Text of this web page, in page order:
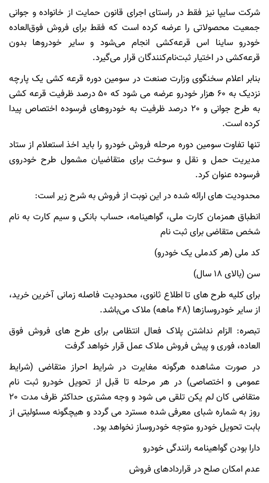
شرکت سایپا نیز فقط در راستای اجرای قانون حمایت از خانواده و جوانی
جمعیت محصولاتی را عرضه کرده است که فقط برای فروش فوق‌العاده
خودرو ساینا اس قرعه‌کشی انجام می‌شود و سایر خودروها بدون
قرعه‌کشی در اختیار ثبت‌نام‌کنندگان قرار می‌گیرد.
بنابر اعلام سخنگوی وزارت صنعت در سومین دوره قرعه کشی یک پارچه
نزدیک به 60 هزار خودرو عرضه می شود که 50 درصد ظرفیت قرعه کشی
به طرح جوانی و 20 درصد ظرفیت به خودروهای فرسوده اختصاص پیدا
کرده است.
تنها تفاوت سومین دوره مرحله فروش خودرو را باید اخذ استعلام از ستاد
مدیریت حمل و نقل و سوخت برای متقاضیان مشمول طرح خودروی
فرسوده عنوان کرد.
محدودیت های ارائه شده در این نوبت از فروش به شرح زیر است:
انطباق همزمان کارت ملی، گواهینامه، حساب بانکی و سیم کارت به نام
شخص متقاضی برای ثبت نام
کد ملی (هر کدملی یک خودرو)
سن (بالای 18 سال)
برای کلیه طرح های تا اطلاع ثانوی، محدودیت فاصله زمانی آخرین خرید،
از سایر خودروسازها (48 ماهه) ملاک می‌باشد.
تبصره: الزام نداشتن پلاک فعال انتظامی برای طرح های فروش فوق
العاده، فوری و پیش فروش ملاک عمل قرار خواهد گرفت
در صورت مشاهده هرگونه مغایرت در شرایط احراز متقاضی (شرایط
عمومی و اختصاصی) در هر مرحله تا قبل از تحویل خودرو ثبت نام
متقاضی کان لم یکن تلقی می شود و وجه مشتری حداکثر ظرف مدت 20
روز به شماره شبای معرفی شده مسترد می گردد و هیچگونه مسئولیتی از
بابت تحویل خودرو متوجه خودروساز نخواهد بود.
دارا بودن گواهینامه رانندگی خودرو
عدم امکان صلح در قراردادهای فروش